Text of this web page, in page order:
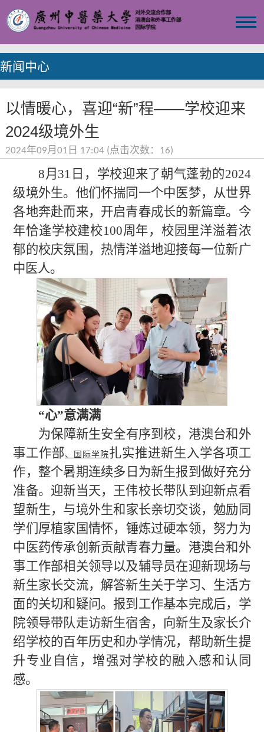
新闻中心
以情暖心，喜迎“新”程——学校迎来
2024级境外生
2024年09月01日 17:04 (点击次数： 16)
8月31日， 学校迎来了朝气蓬勃的2024
级境外生。他们怀揣同一个中医梦，从世界
各地奔赴而来，开启青春成长的新篇章。今
年恰逢学校建校100周年，校园里洋溢着浓
郁的校庆氛围，热情洋溢地迎接每一位新广
中医人。
“心”意满满
为保障新生安全有序到校， 港澳台和外
事工作部 、 国际学院扎实推进新生入学各项工
作，整个暑期连续多日为新生报到做好充分
准备。迎新当天，王伟校长带队到 迎新点看
望新生，与境外生和家长亲切交谈，勉励 同
学们 厚植家国情怀，锤炼过硬本领，努力为
中医药传承创新贡献青春力量。 港澳台和外
事工作部相关领导以及辅导员在迎新现场与
新生家长交流，解答新生关于学习、生活方
面的关切和疑问。报到工作基本完成后，学
院领导带队走访新生宿舍，向新生及家长介
绍学校的百年历史和办学情况，帮助新生提
升专业自信，增强对学校的融入感和认同
感。